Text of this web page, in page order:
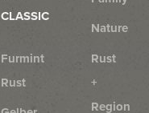
CLASSIC
Furmint
Rust
Nature
Rust
+
Region